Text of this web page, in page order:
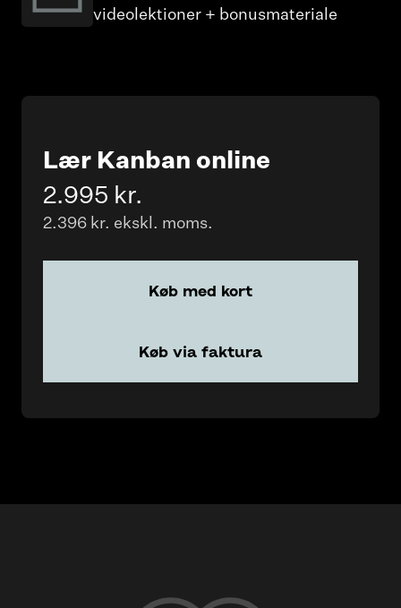
videolektioner + bonusmateriale
Lær Kanban online
2.995 kr.
2.396 kr. ekskl. moms.
Køb med kort
Køb via faktura